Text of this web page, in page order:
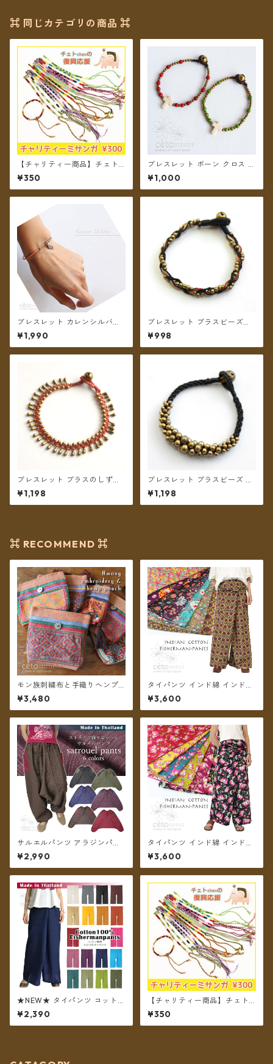
⌘ 同じカテゴリの商品 ⌘
【チャリティー商品】チェトc
hanのチャリティーミサンガ
¥350
ブレスレット ボーン クロス ブ
ラスビーズ 全2種 【メール便
送料無料】
¥1,000
ブレスレット カレンシルバー
チャーム 全4種 【メール便送
料無料】
¥1,990
ブレスレット ブラスビーズと
ロウヒモの三つ編み 【メール
便送料無料】
¥998
ブレスレット ブラスのしずく
ビーズ オレンジ 【メール便送
料無料】
¥1,198
ブレスレット ブラスビーズ ぶ
どう【メール便送料無料】
¥1,198
⌘ RECOMMEND ⌘
モン族刺繍布と手織りヘンプ
フリンジチャームのポーチ ＊
メール便送料無料＊
¥3,480
タイパンツ インド綿 インド更
紗 no.8 花柄プリントいろいろ
7タイプ ロング丈【メール便送
料無料】
¥3,600
サルエルパンツ アラジンパン
ツ ストライプコットン メンズ
レディース ツートーンポケッ
ト フリーサイズ 6カラー【メ
¥2,990
タイパンツ インド綿 インド更
紗 no.10 ロータスプリント 6
カラー ロング丈【メール便送
料無料】
¥3,600
★NEW★ タイパンツ コットン
無地 ポケット付き ロング丈
【メール便送料無料】
¥2,390
【チャリティー商品】チェトc
hanのチャリティーミサンガ
¥350